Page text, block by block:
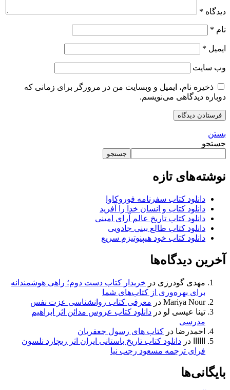
دیدگاه *
نام *
ایمیل *
وب‌ سایت
ذخیره نام، ایمیل و وبسایت من در مرورگر برای زمانی که
دوباره دیدگاهی می‌نویسم.
بستن
جستجو
جستجو
نوشته‌های تازه
دانلود کتاب سفرنامه فوروکاوا
دانلود کتاب و انسان خدا را آفرید
دانلود کتاب تاریخ عالم آرای امینی
دانلود کتاب طالع بینی جادویی
دانلود کتاب خود هیپنوتیزم سریع
آخرین دیدگاه‌ها
مهدی گودرزی در خریدار کتاب دست دوم؛ راهی هوشمندانه
برای بهره‌وری از کتاب‌های شما
Mariya Nour در معرفی کتاب روانشناسی عزت نفس
تینا عیسی لو در دانلود کتاب عروس مدائن اثر ابراهیم
مدرسی
احمدرضا در کتاب های رسول جعفریان
در دانلود کتاب تاریخ باستانی ایران اثر ریچارد نلسون
فرای ترجمه مسعود رجب نیا
بایگانی‌ها